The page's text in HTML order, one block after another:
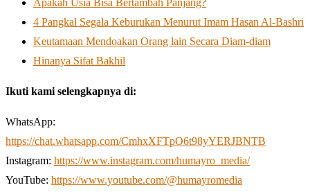
4 Pangkal Segala Keburukan Menurut Imam Hasan Al-Bashri
Keutamaan Mendoakan Orang lain Secara Diam-diam
Hinanya Sifat Bakhil
Ikuti kami selengkapnya di:
WhatsApp:
https://chat.whatsapp.com/CmhxXFTpO6t98yYERJBNTB
Instagram: https://www.instagram.com/humayro_media/
YouTube: https://www.youtube.com/@humayromedia